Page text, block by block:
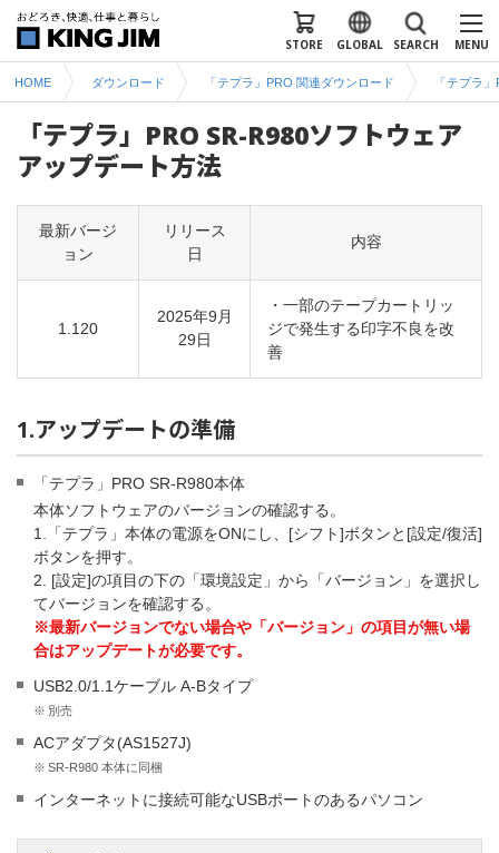
MENU
SEARCH
GLOBAL
STORE
HOME ダウンロード 「テプラ」PRO 関連ダウンロード 「テプラ
「テプラ」PRO SR-R980ソフトウェア
アップデート方法
最新バージ
ョン
リリース
日
内容
1.120
2025年9月
29日
・一部のテープカートリッ
ジで発生する印字不良を改
善
1.アップデートの準備
「テプラ」PRO SR-R980本体
本体ソフトウェアのバージョンの確認する。
1.「テプラ」本体の電源をONにし、[シフト]ボタンと[設定/復活]
ボタンを押す。
2. [設定]の項目の下の「環境設定」から「バージョン」を選択し
てバージョンを確認する。
※最新バージョンでない場合や「バージョン」の項目が無い場
合はアップデートが必要です。
USB2.0/1.1ケーブル A-Bタイプ
※ 別売
ACアダプタ(AS1527J)
※ SR-R980 本体に同梱
インターネットに接続可能なUSBポートのあるパソコン